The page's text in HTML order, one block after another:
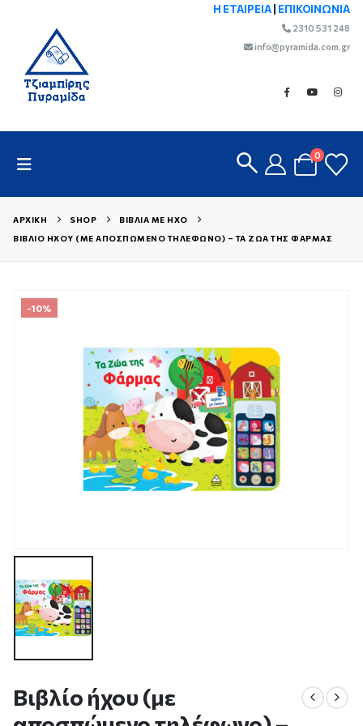
Η ΕΤΑΙΡΕΙΑ ΕΠΙΚΟΙΝΩΝΙΑ
2310 531 248
info@pyramida.com.gr
0
ΑΡΧΙΚΉ SHOP
ΒΙΒΛΊΑ ΜΕ ΉΧΟ
ΒΙΒΛΊΟ ΉΧΟΥ (ΜΕ ΑΠΟΣΠΏΜΕΝΟ ΤΗΛΈΦΩΝΟ) – ΤΑ ΖΏΑ ΤΗΣ ΦΆΡΜΑΣ
-10%
Βιβλίο ήχου (με